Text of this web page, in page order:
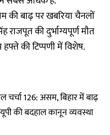
की बाढ़ पर खबरिया चैनलों
की दुर्भाग्यपूर्ण मौत
की टिप्पणी में विशेष.
चर्चा 126: असम, बिहार में बाढ़
की बदहाल कानून व्यवस्था